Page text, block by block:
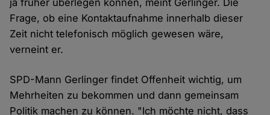
ja früher überlegen können, meint Gerlinger. Die
Frage, ob eine Kontaktaufnahme innerhalb dieser
Zeit nicht telefonisch möglich gewesen wäre,
verneint er.
SPD-Mann Gerlinger findet Offenheit wichtig, um
Mehrheiten zu bekommen und dann gemeinsam
Politik machen zu können. "Ich möchte nicht, dass